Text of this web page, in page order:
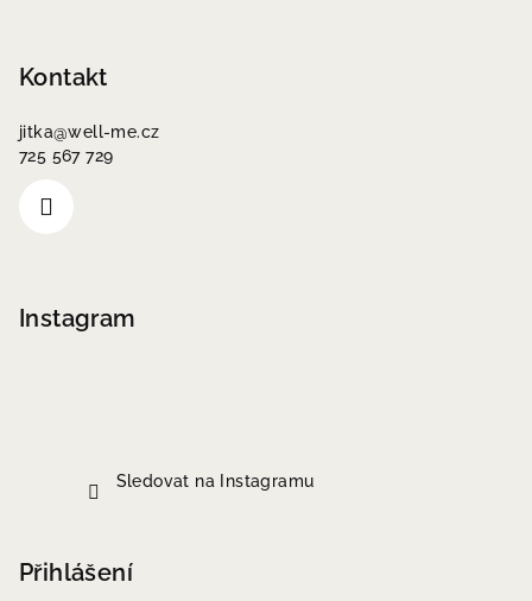
Kontakt
jitka@well-me.cz
725 567 729
Instagram
Sledovat na Instagramu
Přihlášení